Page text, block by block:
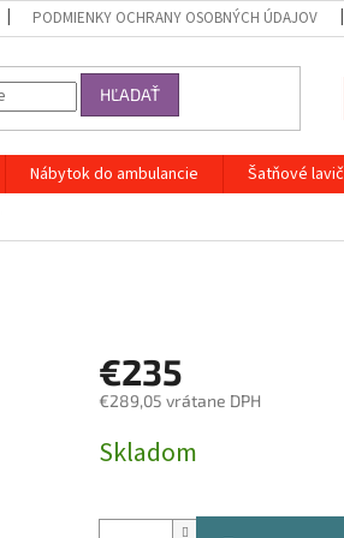
PODMIENKY OCHRANY OSOBNÝCH ÚDAJOV
HĽADAŤ
Nábytok do ambulancie Šatňové
€235
€289,05 vrátane DPH
cena:
Skladom